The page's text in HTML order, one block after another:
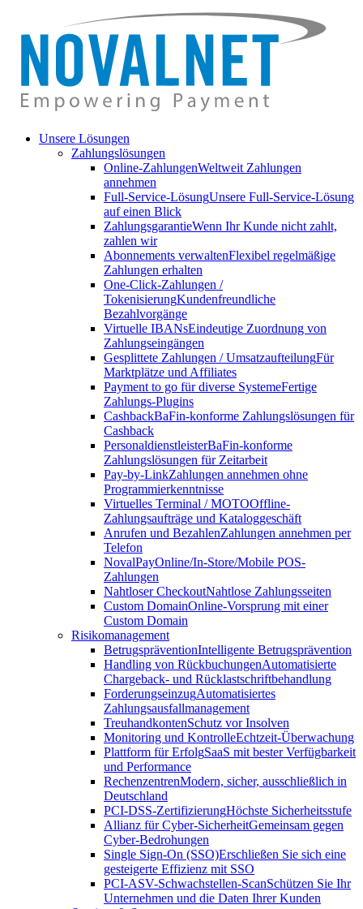
Unsere Lösungen
Zahlungslösungen
Online-ZahlungenWeltweit Zahlungen
annehmen
Full-Service-LösungUnsere Full-Service-Lösung
auf einen Blick
ZahlungsgarantieWenn Ihr Kunde nicht zahlt,
zahlen wir
Abonnements verwaltenFlexibel regelmäßige
Zahlungen erhalten
One-Click-Zahlungen /
TokenisierungKundenfreundliche
Bezahlvorgänge
Virtuelle IBANsEindeutige Zuordnung von
Zahlungseingängen
Gesplittete Zahlungen / UmsatzaufteilungFür
Marktplätze und Affiliates
Payment to go für diverse SystemeFertige
Zahlungs-Plugins
CashbackBaFin-konforme Zahlungslösungen für
Cashback
PersonaldienstleisterBaFin-konforme
Zahlungslösungen für Zeitarbeit
Pay-by-LinkZahlungen annehmen ohne
Programmierkenntnisse
Virtuelles Terminal / MOTOOffline-
Zahlungsaufträge und Kataloggeschäft
Anrufen und BezahlenZahlungen annehmen per
Telefon
NovalPayOnline/In-Store/Mobile POS-
Zahlungen
Nahtloser CheckoutNahtlose Zahlungsseiten
Custom DomainOnline-Vorsprung mit einer
Custom Domain
Risikomanagement
BetrugspräventionIntelligente Betrugsprävention
Handling von RückbuchungenAutomatisierte
Chargeback- und Rücklastschriftbehandlung
ForderungseinzugAutomatisiertes
Zahlungsausfallmanagement
TreuhandkontenSchutz vor Insolven
Monitoring und KontrolleEchtzeit-Überwachung
Plattform für ErfolgSaaS mit bester Verfügbarkeit
und Performance
RechenzentrenModern, sicher, ausschließlich in
Deutschland
PCI-DSS-ZertifizierungHöchste Sicherheitsstufe
Allianz für Cyber-SicherheitGemeinsam gegen
Cyber-Bedrohungen
Single Sign-On (SSO)Erschließen Sie sich eine
gesteigerte Effizienz mit SSO
PCI-ASV-Schwachstellen-ScanSchützen Sie Ihr
Unternehmen und die Daten Ihrer Kunden